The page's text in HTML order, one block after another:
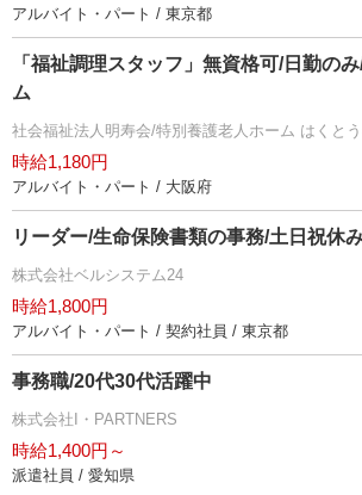
アルバイト・パート / 東京都
「福祉調理スタッフ」無資格可/日勤の
ム
社会福祉法人明寿会/特別養護老人ホーム はくとう
時給1,180円
アルバイト・パート / 大阪府
リーダー/生命保険書類の事務/土日祝休
株式会社ベルシステム24
時給1,800円
アルバイト・パート / 契約社員 / 東京都
事務職/20代30代活躍中
株式会社I・PARTNERS
時給1,400円～
派遣社員 / 愛知県